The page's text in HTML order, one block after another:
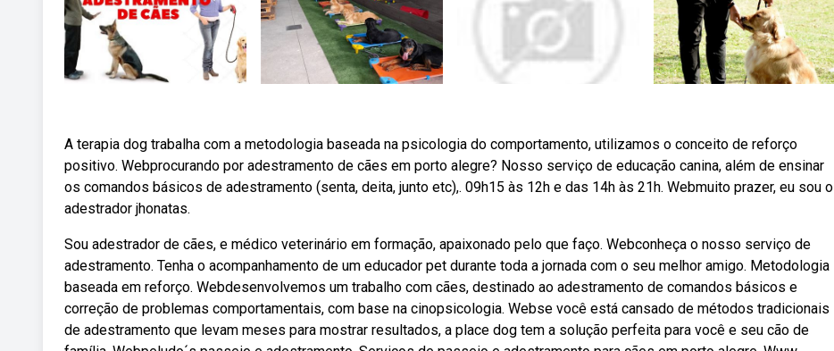
A terapia dog trabalha com a metodologia baseada na psicologia do comportamento, utilizamos o conceito de reforço
positivo. Webprocurando por adestramento de cães em porto alegre? Nosso serviço de educação canina, além de ensinar
os comandos básicos de adestramento (senta, deita, junto etc),. 09h15 às 12h e das 14h às 21h. Webmuito prazer, eu sou o
adestrador jhonatas.
Sou adestrador de cães, e médico veterinário em formação, apaixonado pelo que faço. Webconheça o nosso serviço de
adestramento. Tenha o acompanhamento de um educador pet durante toda a jornada com o seu melhor amigo. Metodologia
baseada em reforço. Webdesenvolvemos um trabalho com cães, destinado ao adestramento de comandos básicos e
correção de problemas comportamentais, com base na cinopsicologia. Webse você está cansado de métodos tradicionais
de adestramento que levam meses para mostrar resultados, a place dog tem a solução perfeita para você e seu cão de